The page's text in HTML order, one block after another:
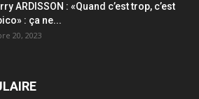
ARDISSON : «Quand c’est trop, c’est
: ça ne...
20, 2023